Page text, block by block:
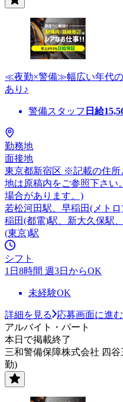
≪夜勤×警備≫幅広い年代の
あり♪
警備スタッフ 日給
勤務地
面接地
東京都新宿区 ※記載の住所
地は原稿内をご参照下さい
場合があります。)
若松河田駅、早稲田(メト
稲田(都電)駅、新大久保駅
(東京)駅
シフト
1日8時間 週3日からOK
未経験OK
詳細を見る
応募画面に進む
アルバイト・パート
本日で掲載終了
三和警備保障株式会社 四
勤)